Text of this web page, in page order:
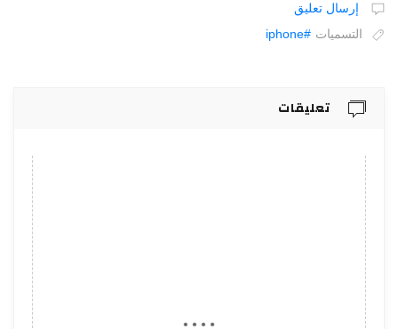
إرسال تعليق
التسميات #iphone
تعليقات